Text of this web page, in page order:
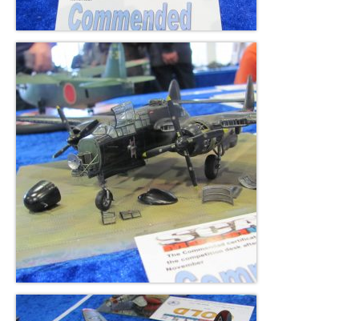
Základní informace
Jak se stát členem IPMS CZE
Ke stažení
Zahraniční kluby
Kontakty